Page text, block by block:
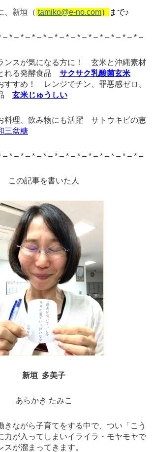
、新垣（ tamiko@e-no.com） まで♪
– * – * – * – * – * – * – * – * – * – * – * – * –
ンスが気になる方に！ 玄米と沖縄素材
れる発酵食品 サクサク乳酸菌玄米
すめ！ レンジでチン、罪悪感ゼロ、
玄米じゅうしい
料理、飲み物にも活躍 サトウキビの恵
三盆糖
– * – * – * – * – * – * – * – * – * – * – * – * –
この記事を書いた人
新垣 多美子
あらかき たみこ
きながら子育てをする中で、つい「こう
力が入ってしまいイライラ・モヤモヤで
が溜まってきます。